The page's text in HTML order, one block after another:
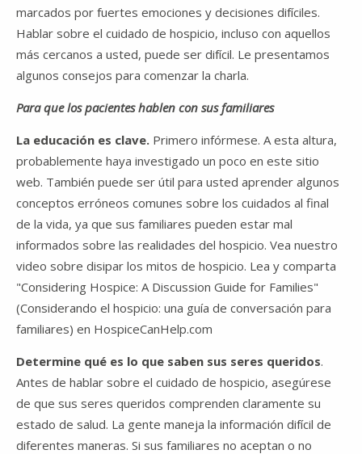
marcados por fuertes emociones y decisiones difíciles.
Hablar sobre el cuidado de hospicio, incluso con aquellos
más cercanos a usted, puede ser difícil. Le presentamos
algunos consejos para comenzar la charla.
Para que los pacientes hablen con sus familiares
La educación es clave. Primero infórmese. A esta altura,
probablemente haya investigado un poco en este sitio
web. También puede ser útil para usted aprender algunos
conceptos erróneos comunes sobre los cuidados al final
de la vida, ya que sus familiares pueden estar mal
informados sobre las realidades del hospicio. Vea nuestro
video sobre disipar los mitos de hospicio. Lea y comparta
"Considering Hospice: A Discussion Guide for Families"
(Considerando el hospicio: una guía de conversación para
familiares) en HospiceCanHelp.com
Determine qué es lo que saben sus seres queridos.
Antes de hablar sobre el cuidado de hospicio, asegúrese
de que sus seres queridos comprenden claramente su
estado de salud. La gente maneja la información difícil de
diferentes maneras. Si sus familiares no aceptan o no